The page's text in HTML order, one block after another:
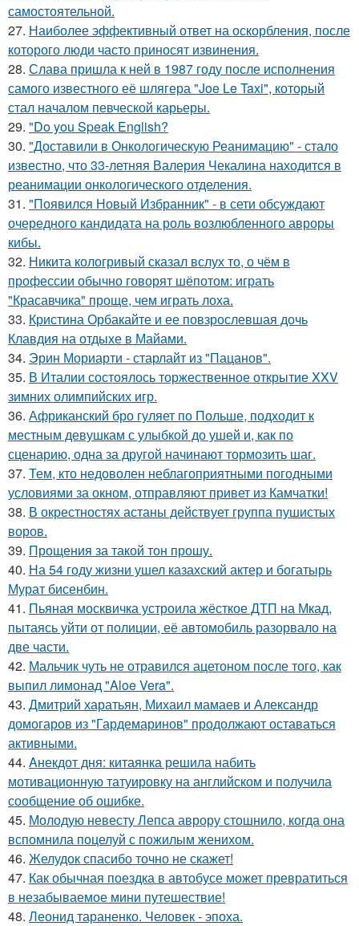
самостоятельной.
27. Наиболее эффективный ответ на оскорбления, после
которого люди часто приносят извинения.
28. Слава пришла к ней в 1987 году после исполнения
самого известного её шлягера "Joe Le Taxi", который
стал началом певческой карьеры.
29. "Do you Speak English?
30. "Доставили в Онкологическую Реанимацию" - стало
известно, что 33-летняя Валерия Чекалина находится в
реанимации онкологического отделения.
31. "Появился Новый Избранник" - в сети обсуждают
очередного кандидата на роль возлюбленного авроры
кибы.
32. Никита кологривый сказал вслух то, о чём в
профессии обычно говорят шёпотом: играть
"Красавчика" проще, чем играть лоха.
33. Кристина Орбакайте и ее повзрослевшая дочь
Клавдия на отдыхе в Майами.
34. Эрин Мориарти - старлайт из "Пацанов".
35. В Италии состоялось торжественное открытие XXV
зимних олимпийских игр.
36. Африканский бро гуляет по Польше, подходит к
местным девушкам с улыбкой до ушей и, как по
сценарию, одна за другой начинают тормозить шаг.
37. Тем, кто недоволен неблагоприятными погодными
условиями за окном, отправляют привет из Камчатки!
38. В окрестностях астаны действует группа пушистых
воров.
39. Прощения за такой тон прошу.
40. На 54 году жизни ушел казахский актер и богатырь
Мурат бисенбин.
41. Пьяная москвичка устроила жёсткое ДТП на Мкад,
пытаясь уйти от полиции, её автомобиль разорвало на
две части.
42. Мальчик чуть не отравился ацетоном после того, как
выпил лимонад "Aloe Vera".
43. Дмитрий харатьян, Михаил мамаев и Александр
домогаров из "Гардемаринов" продолжают оставаться
активными.
44. Aнекдот дня: китаянка решила набить
мотивационную татуировку на английском и получила
сообщение об ошибке.
45. Молодую невесту Лепса аврору стошнило, когда она
вспомнила поцелуй с пожилым женихом.
46. Желудок спасибо точно не скажет!
47. Как обычная поездка в автобусе может превратиться
в незабываемое мини путешествие!
48. Леонид тараненко. Человек - эпоха.